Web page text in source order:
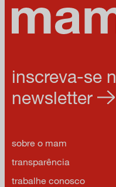
inscreva-se
newsletter
sobre o mam
transparência
trabalhe conosco